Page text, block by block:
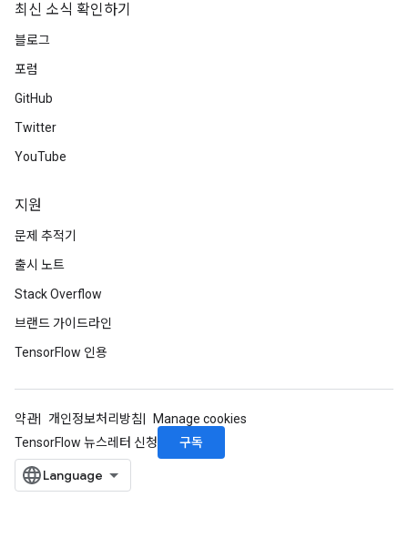
최신 소식 확인하기
블로그
포럼
GitHub
Twitter
YouTube
지원
문제 추적기
출시 노트
Stack Overflow
브랜드 가이드라인
TensorFlow 인용
약관 개인정보처리방침
Manage cookies
TensorFlow 뉴스레터 신청
구독